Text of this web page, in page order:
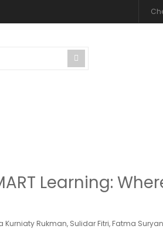
Learning:
Kurniaty Rukman, Sulidar Fitri, Fatma